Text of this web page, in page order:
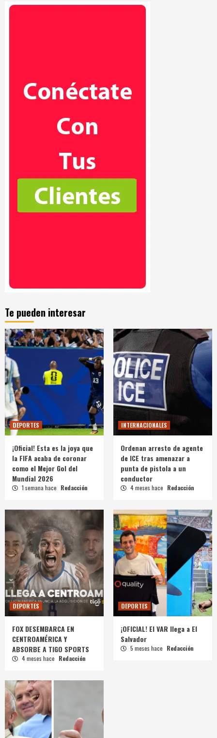
Te pueden interesar
DEPORTES
¡Oficial! Esta es la joya que
la FIFA acaba de coronar
como el Mejor Gol del
Mundial 2026
1 semana hace Redacción
INTERNACIONALES
Ordenan arresto de agente
de ICE tras amenazar a
punta de pistola a un
conductor
4 meses hace Redacción
DEPORTES
FOX DESEMBARCA EN
CENTROAMÉRICA Y
ABSORBE A TIGO SPORTS
4 meses hace Redacción
DEPORTES
¡OFICIAL! El VAR llega a El
Salvador
5 meses hace Redacción